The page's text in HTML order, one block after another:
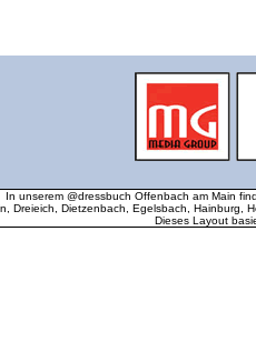
In unserem @dressbuch Offenbach am Main
Dreieich, Dietzenbach, Egelsbach, Hainburg,
Dieses Layout